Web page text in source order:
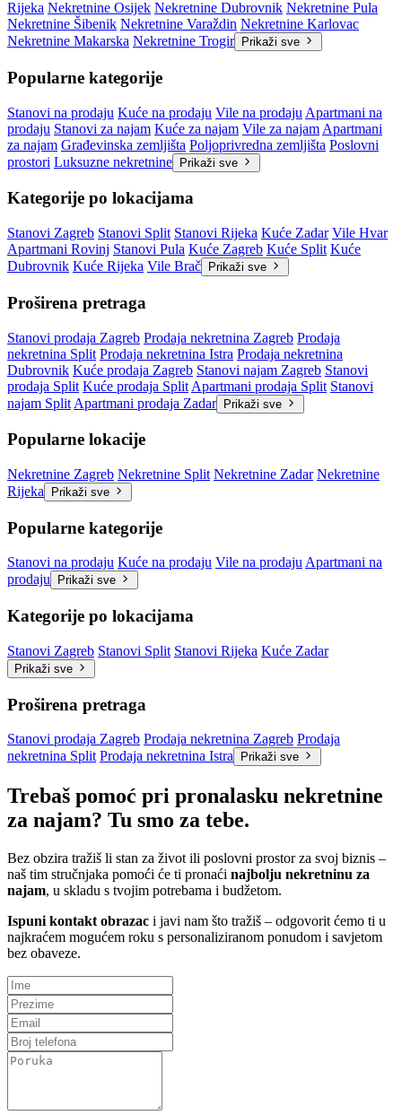
Rijeka Nekretnine Osijek Nekretnine Dubrovnik Nekretnine Pula
Nekretnine Šibenik Nekretnine Varaždin Nekretnine Karlovac
Nekretnine Makarska Nekretnine Trogir Prikaži sve
Popularne kategorije
Stanovi na prodaju Kuće na prodaju Vile na prodaju Apartmani na
prodaju Stanovi za najam Kuće za najam Vile za najam Apartmani
za najam Građevinska zemljišta Poljoprivredna zemljišta Poslovni
prostori Luksuzne nekretnine Prikaži sve
Kategorije po lokacijama
Stanovi Zagreb Stanovi Split Stanovi Rijeka Kuće Zadar Vile Hvar
Apartmani Rovinj Stanovi Pula Kuće Zagreb Kuće Split Kuće
Dubrovnik Kuće Rijeka Vile Brač Prikaži sve
Proširena pretraga
Stanovi prodaja Zagreb Prodaja nekretnina Zagreb Prodaja
nekretnina Split Prodaja nekretnina Istra Prodaja nekretnina
Dubrovnik Kuće prodaja Zagreb Stanovi najam Zagreb Stanovi
prodaja Split Kuće prodaja Split Apartmani prodaja Split Stanovi
najam Split Apartmani prodaja Zadar Prikaži sve
Popularne lokacije
Nekretnine Zagreb Nekretnine Split Nekretnine Zadar Nekretnine
Rijeka
Prikaži sve
Popularne kategorije
Stanovi na prodaju Kuće na prodaju Vile na prodajuApartmani na
prodaju
Prikaži sve
Kategorije po lokacijama
Stanovi Zagreb Stanovi Split Stanovi Rijeka Kuće Zadar
Prikaži sve
Proširena pretraga
Stanovi prodaja Zagreb Prodaja nekretnina Zagreb Prodaja
nekretnina Split Prodaja nekretnina Istra Prikaži sve
Trebaš pomoć pri pronalasku nekretnine
za najam? Tu smo za tebe.
Bez obzira tražiš li stan za život ili poslovni prostor za svoj biznis –
naš tim stručnjaka pomoći će ti pronaći najbolju nekretninu za
najam, u skladu s tvojim potrebama i budžetom.
Ispuni kontakt obrazac i javi nam što tražiš – odgovorit ćemo ti u
najkraćem mogućem roku s personaliziranom ponudom i savjetom
bez obaveze.